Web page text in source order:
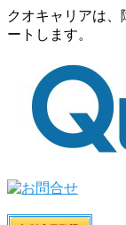
クオキャリアは
ートします。